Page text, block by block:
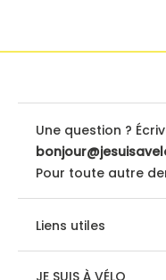
Une question ?
Pour toute autre
Liens utiles
JE SUIS À VÉLO